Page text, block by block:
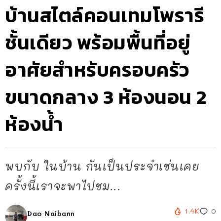
บ้านสไตล์คอนเทมโพรารี
ชั้นเดียว พร้อมพื้นที่อยู่
อาศัยสำหรับครอบครัว
ขนาดกลาง 3 ห้องนอน 2
ห้องน้ำ
พบกับ ในบ้าน กันเป็นประจำเช่นเคย
ครั้งนี้เราจะพาไปชม...
Dao Naibann 1.4K 0